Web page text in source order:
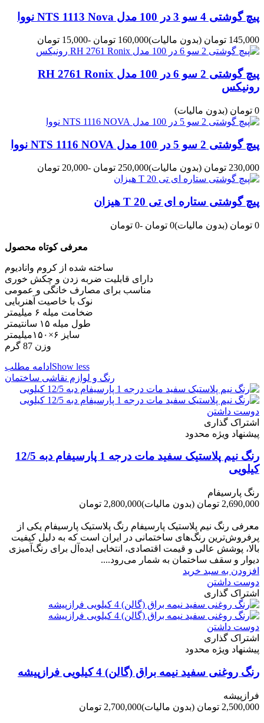
پیچ گوشتی 4 سو 3 در 100 مدل NTS 1113 Nova نووا
145,000 تومان (بدون مالیات)160,000 تومان -15,000 تومان
پیچ گوشتی 2 سو 6 در 100 مدل RH 2761 Ronix
رونیکس
0 تومان (بدون مالیات)
پیچ گوشتی 2 سو 5 در 100 مدل NTS 1116 NOVA نووا
230,000 تومان (بدون مالیات)250,000 تومان -20,000 تومان
پیچ گوشتی ستاره ای تی 20 T هیزان
0 تومان (بدون مالیات)0 تومان -0 تومان
معرفی کوتاه محصول
ساخته شده از کروم وانادیوم
دارای قابلیت ضربه زدن و چکش خوری
مناسب برای مصارف خانگی و عمومی
نوک با خاصیت آهنربایی
ضخامت میله ۶ میلیمتر
طول میله ۱۵ سانتیمتر
سایز ۶×۱۵۰میلیمتر
وزن 87 گرم
ادامه مطلب Show less
رنگ و لوازم نقاشی ساختمان
دوست داشتن
اشتراک گذاری
پیشنهاد ویژه محدود
رنگ نیم پلاستیک سفید مات درجه 1 پارسیفام دبه 12/5
کیلویی
رنگ پارسیفام
2,690,000 تومان
(بدون مالیات)2,800,000 تومان
معرفی رنگ نیم پلاستیک پارسیفام رنگ پلاستیک پارسیفام یکی از
پرفروش‌ترین رنگ‌های ساختمانی در ایران است که به دلیل کیفیت
بالا، پوشش عالی و قیمت اقتصادی، انتخابی ایده‌آل برای رنگ‌آمیزی
دیوار و سقف ساختمان به شمار می‌رود....
افزودن به سبد خرید
دوست داشتن
اشتراک گذاری
دوست داشتن
اشتراک گذاری
پیشنهاد ویژه محدود
رنگ روغنی سفید نیمه براق (گالن) 4 کیلویی فرازپیشه
فرازپیشه
2,500,000 تومان
(بدون مالیات)2,700,000 تومان